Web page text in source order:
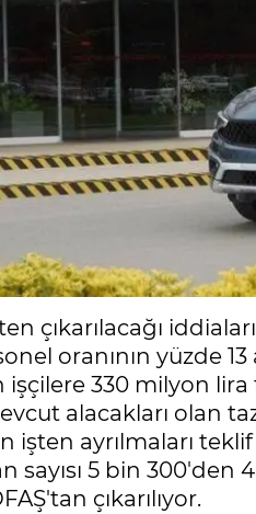
çıkarılacağı
oranının yüzde
işçilere 330 milyon
alacakları olan
ayrılmaları teklif
sayısı 5 bin
çıkarılıyor.